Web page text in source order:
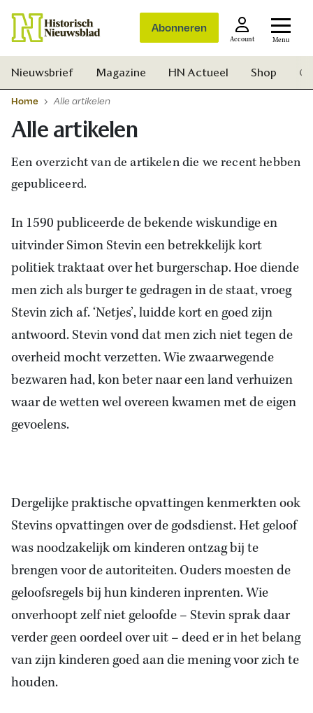
Abonneren
Account Menu
Nieuwsbrief Magazine HN Actueel Shop
Home Alle artikelen
Alle artikelen
Een overzicht van de artikelen die we recent hebben
gepubliceerd.
In 1590 publiceerde de bekende wiskundige en
uitvinder Simon Stevin een betrekkelijk kort
politiek traktaat over het burgerschap. Hoe diende
men zich als burger te gedragen in de staat, vroeg
Stevin zich af. ‘Netjes’, luidde kort en goed zijn
antwoord. Stevin vond dat men zich niet tegen de
overheid mocht verzetten. Wie zwaarwegende
bezwaren had, kon beter naar een land verhuizen
waar de wetten wel overeen kwamen met de eigen
gevoelens.
Dergelijke praktische opvattingen kenmerkten ook
Stevins opvattingen over de godsdienst. Het geloof
was noodzakelijk om kinderen ontzag bij te
brengen voor de autoriteiten. Ouders moesten de
geloofsregels bij hun kinderen inprenten. Wie
onverhoopt zelf niet geloofde – Stevin sprak daar
verder geen oordeel over uit – deed er in het belang
van zijn kinderen goed aan die mening voor zich te
houden.